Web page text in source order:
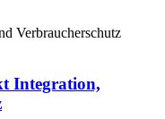
Verbraucherschutz
Integration,